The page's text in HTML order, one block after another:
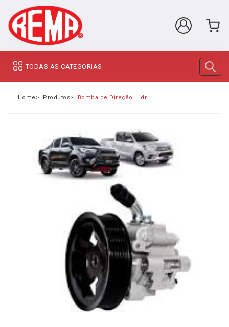
TODAS AS CATEGORIAS
Home Produtos Bomba de Direção Hidráulica Toyota Hilux 2016 a